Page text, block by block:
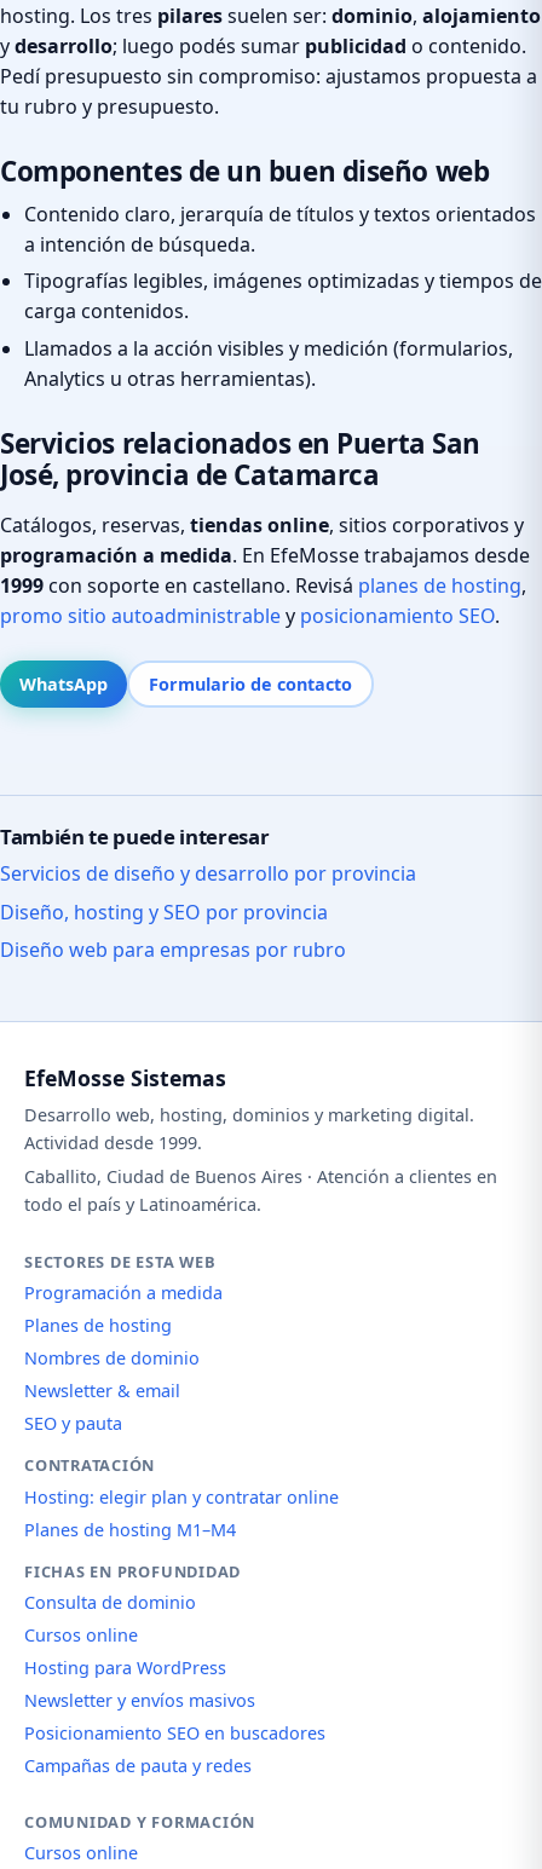
hosting. Los tres pilaressuelen ser: dominio, alojamiento
ydesarrollo; luego podés sumar publicidad o contenido.
Pedí presupuesto sin compromiso: ajustamos propuesta a
tu rubro y presupuesto.
Componentes de un buen diseño web
Contenido claro, jerarquía de títulos y textos orientados
a intención de búsqueda.
Tipografías legibles, imágenes optimizadas y tiempos de
carga contenidos.
Llamados a la acción visibles y medición (formularios,
Analytics u otras herramientas).
Servicios relacionados en Puerta San
José, provincia de Catamarca
Catálogos, reservas, tiendas online, sitios corporativos y
programación a medida. En EfeMosse trabajamos desde
1999con soporte en castellano. Revisá planes de hosting,
promo sitio autoadministrabley posicionamiento SEO.
WhatsApp Formulario de contacto
También te puede interesar
Servicios de diseño y desarrollo por provincia
Diseño, hosting y SEO por provincia
Diseño web para empresas por rubro
EfeMosse Sistemas
Desarrollo web, hosting, dominios y marketing digital.
Actividad desde 1999.
Caballito, Ciudad de Buenos Aires · Atención a clientes en
todo el país y Latinoamérica.
SECTORES DE ESTA WEB
Programación a medida
Planes de hosting
Nombres de dominio
Newsletter & email
SEO y pauta
CONTRATACIÓN
Hosting: elegir plan y contratar online
Planes de hosting M1–M4
FICHAS EN PROFUNDIDAD
Consulta de dominio
Cursos online
Hosting para WordPress
Newsletter y envíos masivos
Posicionamiento SEO en buscadores
Campañas de pauta y redes
COMUNIDAD Y FORMACIÓN
Cursos online